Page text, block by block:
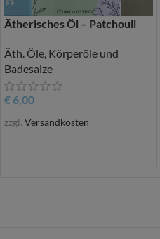
Ätherisches Öl – Patchouli
Äth. Öle, Körperöle und
Badesalze
€ 6,00
zzgl. Versandkosten